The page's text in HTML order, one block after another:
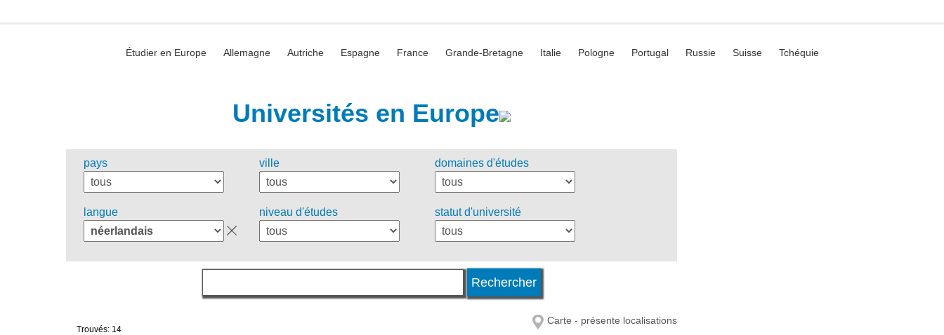
Étudier en Europe Allemagne Autriche Espagne France Grande-Bretagne Italie Pologne Portugal Russie Suisse Tchéquie
Universités en Europe
pays ville domaines d'études
langue niveau d'études statut d'université
Trouvés: 14
Carte - présente localisations